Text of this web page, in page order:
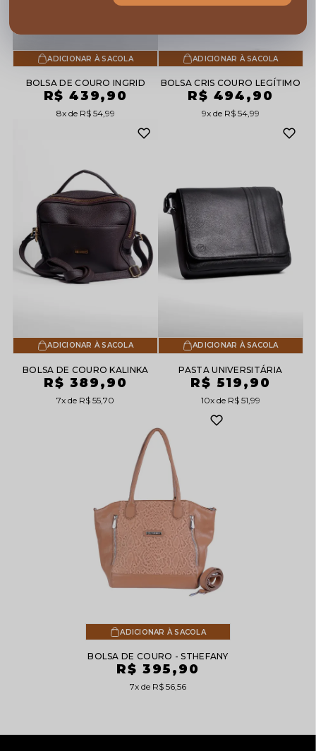
ADICIONAR À SACOLA
BOLSA DE COURO INGRID
R$ 439,90
8x R$ 54,99
ADICIONAR À SACOLA
BOLSA CRIS COURO LEGÍTIMO
R$ 494,90
9x R$ 54,99
ADICIONAR À SACOLA
BOLSA DE COURO KALINKA
R$ 389,90
7x R$ 55,70
ADICIONAR À SACOLA
PASTA UNIVERSITÁRIA
R$ 519,90
10x R$ 51,99
ADICIONAR À SACOLA
BOLSA DE COURO - STHEFANY
R$ 395,90
7x R$ 56,56